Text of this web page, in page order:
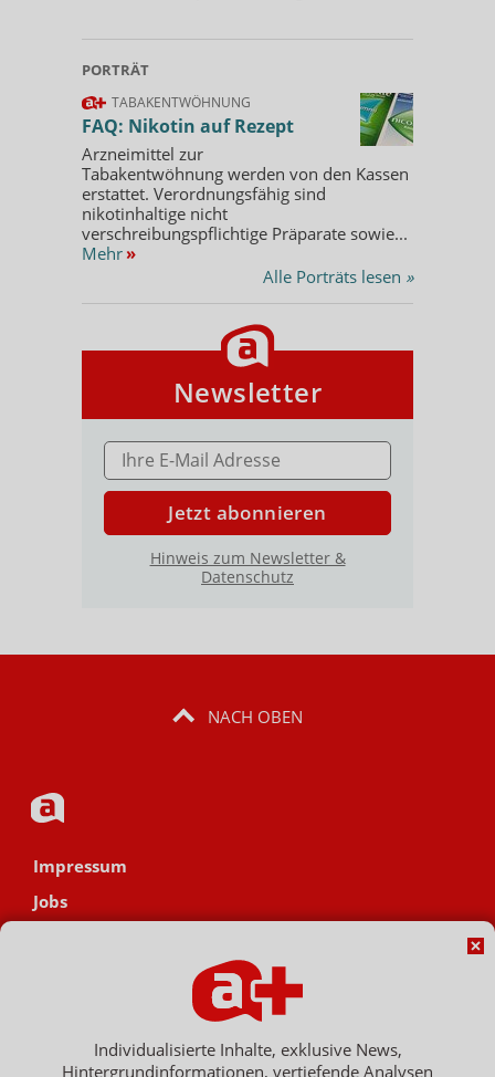
PORTRÄT
TABAKENTWÖHNUNG
FAQ: Nikotin auf Rezept
Arzneimittel zur
Tabakentwöhnung werden von den Kassen
erstattet. Verordnungsfähig sind
nikotinhaltige nicht
verschreibungspflichtige Präparate sowie...
Mehr »
Alle Porträts lesen »
Newsletter
E-MAIL ADRESSE
Jetzt abonnieren
Hinweis zum Newsletter &
Datenschutz
NACH OBEN
Impressum
Jobs
Hinweisgebersystem
Individualisierte Inhalte, exklusive News,
Hintergrundinformationen, vertiefende Analysen